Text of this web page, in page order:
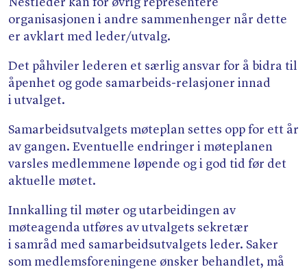
organisasjonen i andre sammenhenger når dette
er avklart med leder/​utvalg.
Det påhviler lederen et særlig ansvar for å bidra til
åpenhet og gode samarbeids-relasjoner innad
i utvalget.
Samarbeidsutvalgets møteplan settes opp for ett år
av gangen. Eventuelle endringer i møteplanen
varsles medlemmene løpende og i god tid før det
aktuelle møtet.
Innkalling til møter og utarbeidingen av
møteagenda utføres av utvalgets sekretær
i samråd med samarbeidsutvalgets leder. Saker
som medlemsforeningene ønsker behandlet, må